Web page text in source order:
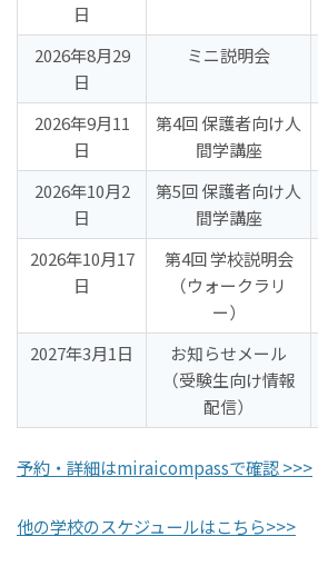
日
2026年8月29
日
ミニ説明会
2026年9月11
日
第4回 保護者向け人
間学講座
2026年10月2
日
第5回 保護者向け人
間学講座
2026年10月17
日
第4回 学校説明会
（ウォークラリ
ー）
2027年3月1日
お知らせメール
（受験生向け情報
配信）
予約・詳細はmiraicompassで確認 >>>
他の学校のスケジュールはこちら>>>